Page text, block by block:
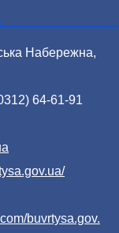
Набережна,
64-61-91
buvrtysa.gov.